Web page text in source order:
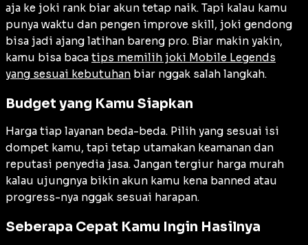
aja ke joki rank biar akun tetap naik. Tapi kalau kamu
punya waktu dan pengen improve skill, joki gendong
bisa jadi ajang latihan bareng pro. Biar makin yakin,
kamu bisa baca tips memilih joki Mobile Legends
yang sesuai kebutuhan biar nggak salah langkah.
Budget yang Kamu Siapkan
Harga tiap layanan beda-beda. Pilih yang sesuai isi
dompet kamu, tapi tetap utamakan keamanan dan
reputasi penyedia jasa. Jangan tergiur harga murah
kalau ujungnya bikin akun kamu kena banned atau
progress-nya nggak sesuai harapan.
Seberapa Cepat Kamu Ingin Hasilnya